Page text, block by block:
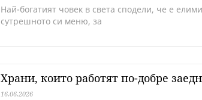
Най-богатият човек в света сподели, че е
сутрешното си меню, за
Храни, които работят по-добре
16.06.2026